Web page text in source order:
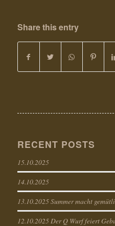
Share this entry
RECENT POSTS
15.10.2025
14.10.2025
13.10.2025 Summer macht
12.10.2025 Der Q Wurf feiert